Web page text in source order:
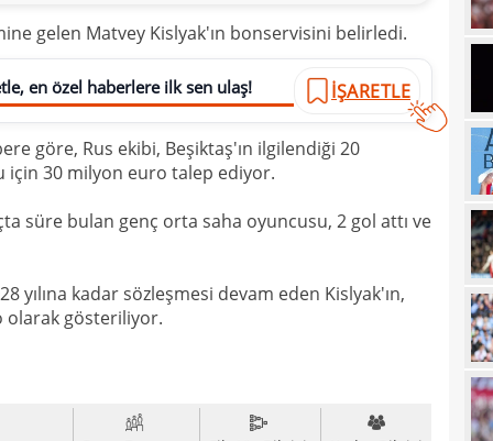
gelen Matvey Kislyak'ın bonservisini belirledi.
en özel haberlere ilk sen ulaş! İŞARETLE
göre, Rus ekibi, Beşiktaş'ın ilgilendiği 20
için 30 milyon euro talep ediyor.
süre bulan genç orta saha oyuncusu, 2 gol attı ve
yılına kadar sözleşmesi devam eden Kislyak'ın,
olarak gösteriliyor.
12.